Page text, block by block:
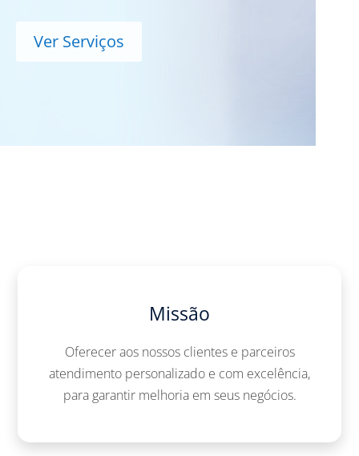
Ver Serviços
Missão
Oferecer aos nossos clientes e parceiros
atendimento personalizado e com excelência,
para garantir melhoria em seus negócios.